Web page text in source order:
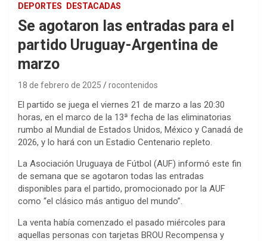
DEPORTES DESTACADAS
Se agotaron las entradas para el
partido Uruguay-Argentina de
marzo
18 de febrero de 2025 rocontenidos
El partido se juega el viernes 21 de marzo a las 20:30
horas, en el marco de la 13ª fecha de las eliminatorias
rumbo al Mundial de Estados Unidos, México y Canadá de
2026, y lo hará con un Estadio Centenario repleto.
La Asociación Uruguaya de Fútbol (AUF) informó este fin
de semana que se agotaron todas las entradas
disponibles para el partido, promocionado por la AUF
como “el clásico más antiguo del mundo”.
La venta había comenzado el pasado miércoles para
aquellas personas con tarjetas BROU Recompensa y